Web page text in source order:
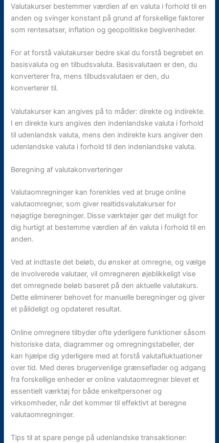
Valutakurser bestemmer værdien af en valuta i forhold til en
anden og svinger konstant på grund af forskellige faktorer
som rentesatser, inflation og geopolitiske begivenheder.
For at forstå valutakurser bedre skal du forstå begrebet en
basisvaluta og en tilbudsvaluta. Basisvalutaen er den, du
konverterer fra, mens tilbudsvalutaen er den, du
konverterer til.
Valutakurser kan angives på to måder: direkte og indirekte.
I en direkte kurs angives den indenlandske valuta i forhold
til udenlandsk valuta, mens den indirekte kurs angiver den
udenlandske valuta i forhold til den indenlandske valuta.
Beregning af valutakonverteringer
Valutaomregninger kan forenkles ved at bruge online
valutaomregner, som giver realtidsvalutakurser for
nøjagtige beregninger. Disse værktøjer gør det muligt for
dig hurtigt at bestemme værdien af én valuta i forhold til en
anden.
Ved at indtaste det beløb, du ønsker at omregne, og vælge
de involverede valutaer, vil omregneren øjeblikkeligt vise
det omregnede beløb baseret på den aktuelle valutakurs.
Dette eliminerer behovet for manuelle beregninger og giver
et pålideligt og opdateret resultat.
Online omregnere tilbyder ofte yderligere funktioner såsom
historiske data, diagrammer og omregningstabeller, der
kan hjælpe dig yderligere med at forstå valutafluktuationer
over tid. Med deres brugervenlige grænseflader og adgang
fra forskellige enheder er online valutaomregner blevet et
essentielt værktøj for både enkeltpersoner og
virksomheder, når det kommer til effektivt at beregne
valutaomregninger.
Tips til at spare penge på udenlandske transaktioner: